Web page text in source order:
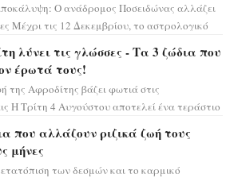
Ο ανάδρομος Ποσειδώνας αλλάζει
Μέχρι τις 12 Δεκεμβρίου, το αστρολογικό
λύνει τις γλώσσες - Τα 3 ζώδια που
έρωτά τους!
της Αφροδίτης βάζει φωτιά στις
Η Τρίτη 4 Αυγούστου αποτελεί ένα τεράστιο
που αλλάζουν ριζικά ζωή τους
μήνες
των δεσμών και το καρμικό